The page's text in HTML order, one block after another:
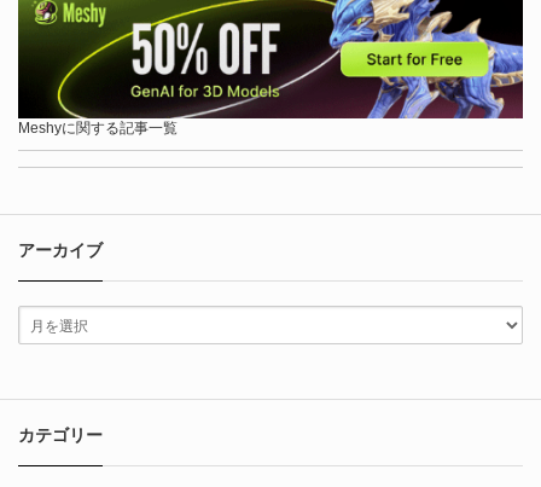
Meshyに関する記事一覧
アーカイブ
カテゴリー